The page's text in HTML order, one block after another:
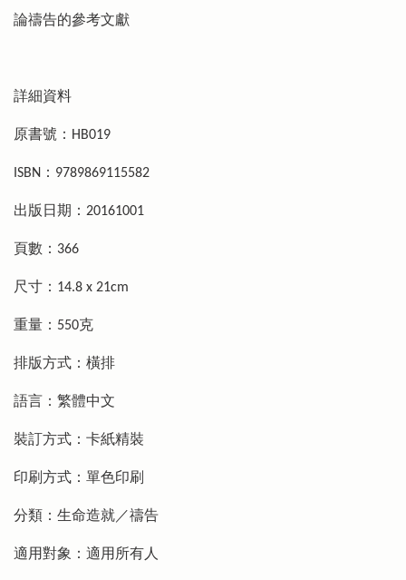
論禱告的參考文獻
詳細資料
原書號：HB019
ISBN：9789869115582
出版日期：20161001
頁數：366
尺寸：14.8 x 21cm
重量：550克
排版方式：橫排
語言：繁體中文
裝訂方式：卡紙精裝
印刷方式：單色印刷
分類：生命造就／禱告
適用對象：適用所有人